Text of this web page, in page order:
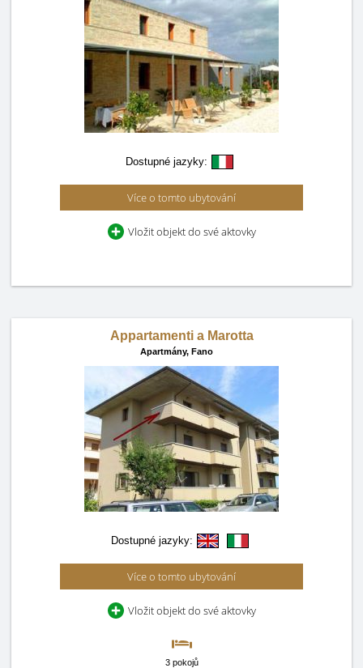
Dostupné jazyky:
Více o tomto ubytování
Vložit objekt do své aktovky
Appartamenti a Marotta
Apartmány, Fano
Dostupné jazyky:
Více o tomto ubytování
Vložit objekt do své aktovky
3 pokojů